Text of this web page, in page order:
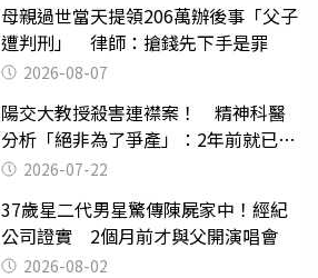
母親過世當天提領206萬辦後事「父子
遭判刑」 律師：搶錢先下手是罪
2026-08-07
陽交大教授殺害連襟案！ 精神科醫
分析「絕非為了爭產」：2年前就已言
行詭異
2026-07-22
37歲星二代男星驚傳陳屍家中！經紀
公司證實 2個月前才與父開演唱會
2026-08-02